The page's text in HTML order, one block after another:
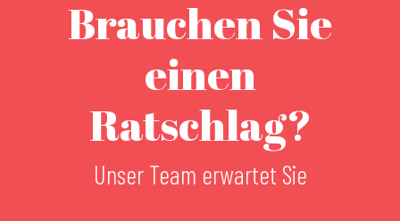
Brauchen Sie
einen
Ratschlag?
Unser Team erwartet Sie